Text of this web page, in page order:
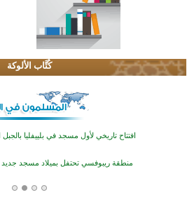
كُتَّاب الألوكة
اختتام الدورة التاسعة لمسابقة حفظ وتلاوة
تيسليتش تختتم برنامجا تعليميا لتعزيز القيم
اختتام منافسات قرآنية متميزة في بنغلاديش بمشاركة
افتتاح تاريخي لأول مسجد في بلييفليا
منطقة ريبوفسي تحتفل بميلاد مسجد جديد
أكبر مشروع إسلامي في ريف أستراليا يفتتح